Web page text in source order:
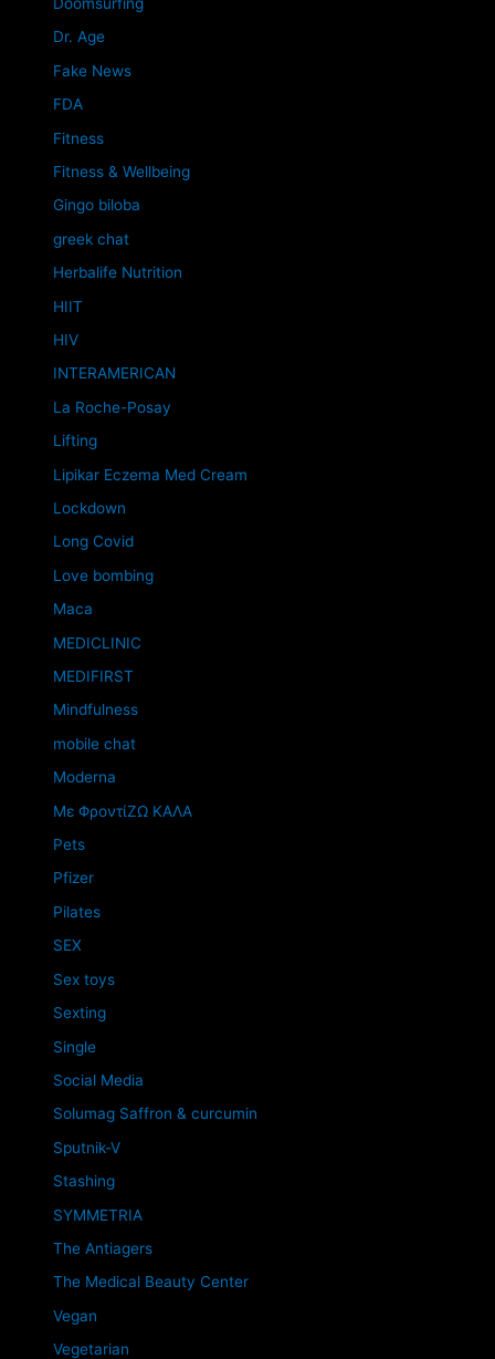
Dr. Age
Fake News
FDA
Fitness
Fitness & Wellbeing
Gingo biloba
greek chat
Herbalife Nutrition
HIIT
HIV
INTERAMERICAN
La Roche-Posay
Lifting
Lipikar Eczema Med Cream
Lockdown
Long Covid
Love bombing
Maca
MEDICLINIC
MEDIFIRST
Mindfulness
mobile chat
Moderna
Mε ΦροντίΖΩ ΚΑΛΑ
Pets
Pfizer
Pilates
SEX
Sex toys
Sexting
Single
Social Media
Solumag Saffron & curcumin
Sputnik-V
Stashing
SYMMETRIA
The Antiagers
The Medical Beauty Center
Vegan
Vegetarian